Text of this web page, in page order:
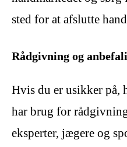
sted for at afslutte
Rådgivning og
Hvis du er usikker på,
har brug for
eksperter, jægere og